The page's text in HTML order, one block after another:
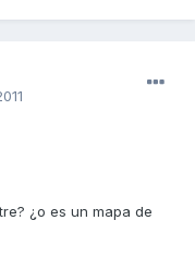
¿o es un mapa de